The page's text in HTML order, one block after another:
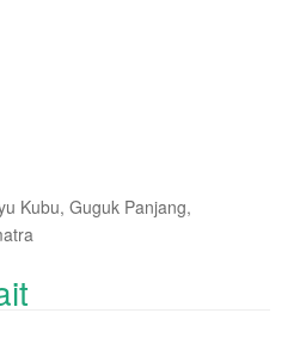
Kubu, Guguk Panjang,